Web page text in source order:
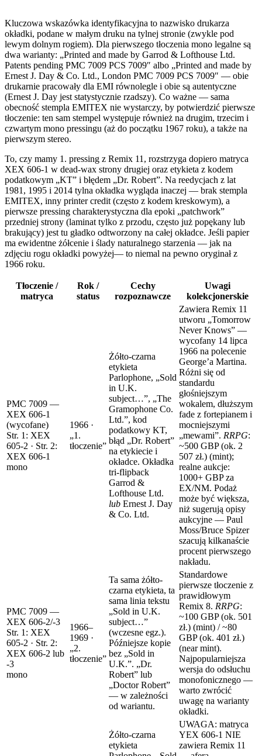
Kluczowa wskazówka identyfikacyjna to nazwisko drukarza
okładki, podane w małym druku na tylnej stronie (zwykle pod
lewym dolnym rogiem). Dla pierwszego tłoczenia mono legalne są
dwa warianty: „Printed and made by Garrod & Lofthouse Ltd.
Patents pending PMC 7009 PCS 7009″ albo „Printed and made by
Ernest J. Day & Co. Ltd., London PMC 7009 PCS 7009″ — obie
drukarnie pracowały dla EMI równolegle i obie są autentyczne
(Ernest J. Day jest statystycznie rzadszy). Co ważne — sama
obecność stempla EMITEX nie wystarczy, by potwierdzić pierwsze
tłoczenie: ten sam stempel występuje również na drugim, trzecim i
czwartym mono pressingu (aż do początku 1967 roku), a także na
pierwszym stereo.
To, czy mamy 1. pressing z Remix 11, rozstrzyga dopiero matryca
XEX 606-1 w dead-wax strony drugiej oraz etykieta z kodem
podatkowym „KT” i błędem „Dr. Robert”. Na reedycjach z lat
1981, 1995 i 2014 tylna okładka wygląda inaczej — brak stempla
EMITEX, inny printer credit (często z kodem kreskowym), a
pierwsze pressing charakterystyczna dla epoki „patchwork”
przedniej strony (laminat tylko z przodu, często już popękany lub
brakujący) jest tu gładko odtworzony na całej okładce. Jeśli papier
ma ewidentne żółcenie i ślady naturalnego starzenia — jak na
zdjęciu rogu okładki powyżej— to niemal na pewno oryginał z
1966 roku.
Tłoczenie /
matryca
Rok /
status
Cechy
rozpoznawcze
Uwagi
kolekcjonerskie
PMC 7009 —
XEX 606-1
(wycofane)
Str. 1: XEX
605-2 · Str. 2:
XEX 606-1
mono
1966 ·
„1.
tłoczenie”
Żółto-czarna
etykieta
Parlophone, „Sold
in U.K.
subject…”, „The
Gramophone Co.
Ltd.”, kod
podatkowy KT,
błąd „Dr. Robert”
na etykiecie i
okładce. Okładka
tri-flipback
Garrod &
Lofthouse Ltd.
lub Ernest J. Day
& Co. Ltd.
Zawiera Remix 11
utworu „Tomorrow
Never Knows” —
wycofany 14 lipca
1966 na polecenie
George’a Martina.
Różni się od
standardu
głośniejszym
wokalem, dłuższym
fade z fortepianem i
mocniejszymi
„mewami”. RRPG:
~500 GBP(ok. 2
507 zł.) (mint);
realne aukcje:
1000+ GBP za
EX/NM. Podaż
może być większa,
niż sugerują opisy
aukcyjne — Paul
Moss/Bruce Spizer
szacują kilkanaście
procent pierwszego
nakładu.
PMC 7009 —
XEX 606-2/-3
Str. 1: XEX
605-2 · Str. 2:
XEX 606-2 lub
-3
mono
1966–
1969 ·
„2.
tłoczenie”
Ta sama żółto-
czarna etykieta, ta
sama linia tekstu
„Sold in U.K.
subject…”
(wczesne egz.).
Późniejsze kopie
bez „Sold in
U.K.”. „Dr.
Robert” lub
„Doctor Robert”
— w zależności
od wariantu.
Standardowe
pierwsze tłoczenie z
prawidłowym
Remix 8. RRPG:
~100 GBP(ok. 501
zł.) (mint) / ~80
GBP(ok. 401 zł.)
(near mint).
Najpopularniejsza
wersja do odsłuchu
monofonicznego —
warto zwrócić
uwagę na warianty
okładki.
Żółto-czarna
etykieta
UWAGA: matryca
YEX 606-1 NIE
zawiera Remix 11